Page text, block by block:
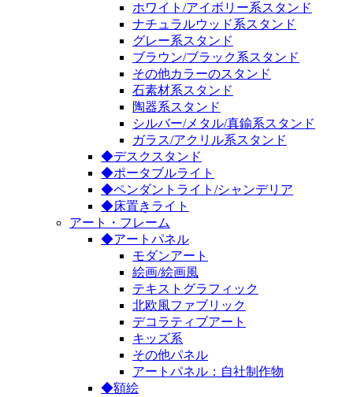
ホワイト/アイボリー系スタンド
ナチュラルウッド系スタンド
グレー系スタンド
ブラウン/ブラック系スタンド
その他カラーのスタンド
石素材系スタンド
陶器系スタンド
シルバー/メタル/真鍮系スタンド
ガラス/アクリル系スタンド
◆デスクスタンド
◆ポータブルライト
◆ペンダントライト/シャンデリア
◆床置きライト
アート・フレーム
◆アートパネル
モダンアート
絵画/絵画風
テキストグラフィック
北欧風ファブリック
デコラティブアート
キッズ系
その他パネル
アートパネル：自社制作物
◆額絵